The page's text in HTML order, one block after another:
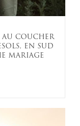
AU COUCHER
EN SUD
MARIAGE